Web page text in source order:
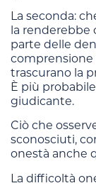
La seconda:
la
parte delle
comprensione
trascurano la
È più
giudicante.
Ciò che
sconosciuti,
onestà anche
La difficoltà